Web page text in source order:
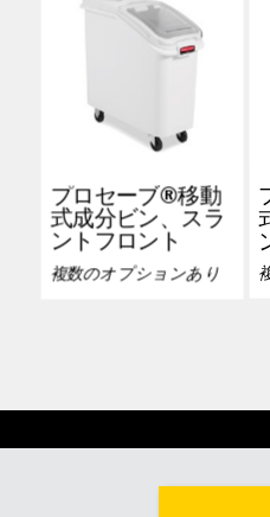
プロセーブ®移動
式成分ビン、スラ
ントフロント
複数のオプションあり